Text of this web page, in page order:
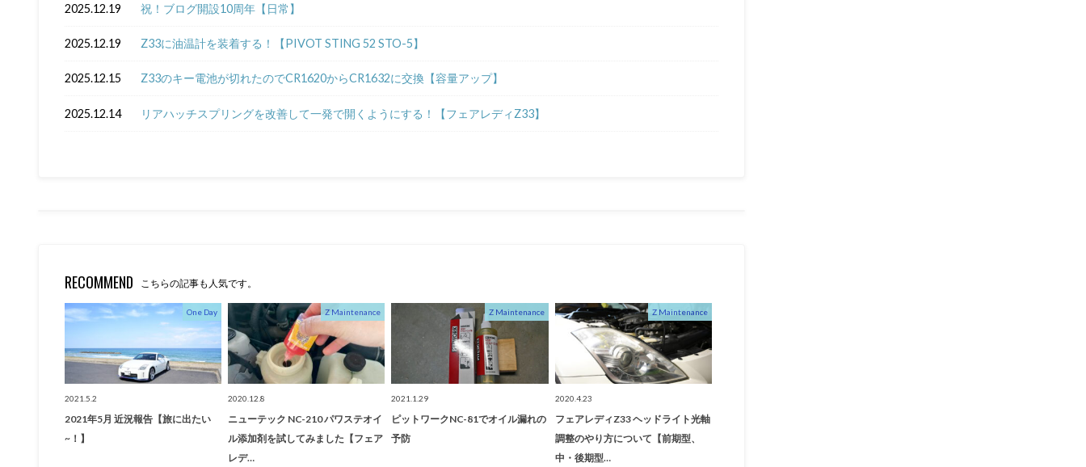
2025.12.19 祝！ブログ開設10周年【日常】
2025.12.19 Z33に油温計を装着する！【PIVOT STING 52 STO-5】
2025.12.15 Z33のキー電池が切れたのでCR1620からCR1632に交換【容量アップ】
2025.12.14 リアハッチスプリングを改善して一発で開くようにする！【フェアレディZ33】
RECOMMEND こちらの記事も人気です。
One Day
2021.5.2
2021年5月 近況報告【旅に出たい
~！】
Z Maintenance
2020.12.8
ニューテック NC-210 パワステオイ
ル添加剤を試してみました【フェア
レデ…
Z Maintenance
2021.1.29
ピットワークNC-81でオイル漏れの
予防
Z Maintenance
2020.4.23
フェアレディZ33 ヘッドライト光軸
調整のやり方について【前期型、
中・後期型…